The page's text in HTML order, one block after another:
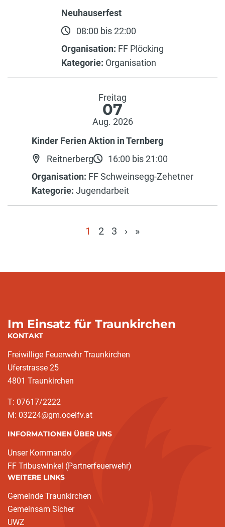
Neuhauserfest
08:00 bis 22:00
Organisation: FF Plöcking
Kategorie: Organisation
Freitag
07
Aug. 2026
Kinder Ferien Aktion in Ternberg
Reitnerberg
16:00 bis 21:00
Organisation: FF Schweinsegg-Zehetner
Kategorie: Jugendarbeit
1 2 3 › »
Im Einsatz für Traunkirchen
KONTAKT
Freiwillige Feuerwehr Traunkirchen
Uferstrasse 25
4801 Traunkirchen
T: 07617/2222
M: 03224@gm.ooelfv.at
INFORMATIONEN ÜBER UNS
Unser Kommando
FF Tribuswinkel (Partnerfeuerwehr)
WEITERE LINKS
Gemeinde Traunkirchen
Gemeinsam Sicher
UWZ